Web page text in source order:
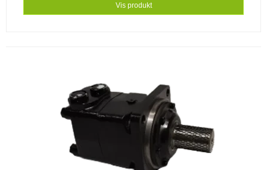
Vis produkt